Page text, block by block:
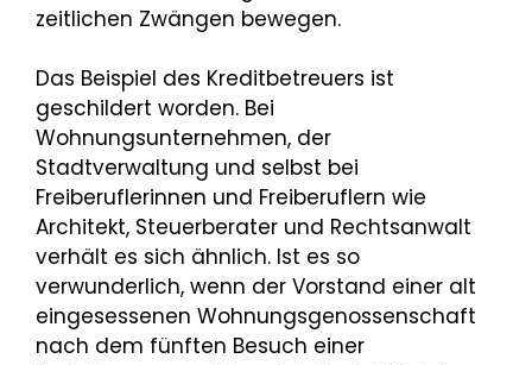
zeitlichen Zwängen bewegen.
Das Beispiel des Kreditbetreuers ist
geschildert worden. Bei
Wohnungsunternehmen, der
Stadtverwaltung und selbst bei
Freiberuflerinnen und Freiberuflern wie
Architekt, Steuerberater und Rechtsanwalt
verhält es sich ähnlich. Ist es so
verwunderlich, wenn der Vorstand einer alt
eingesessenen Wohnungsgenossenschaft
nach dem fünften Besuch einer